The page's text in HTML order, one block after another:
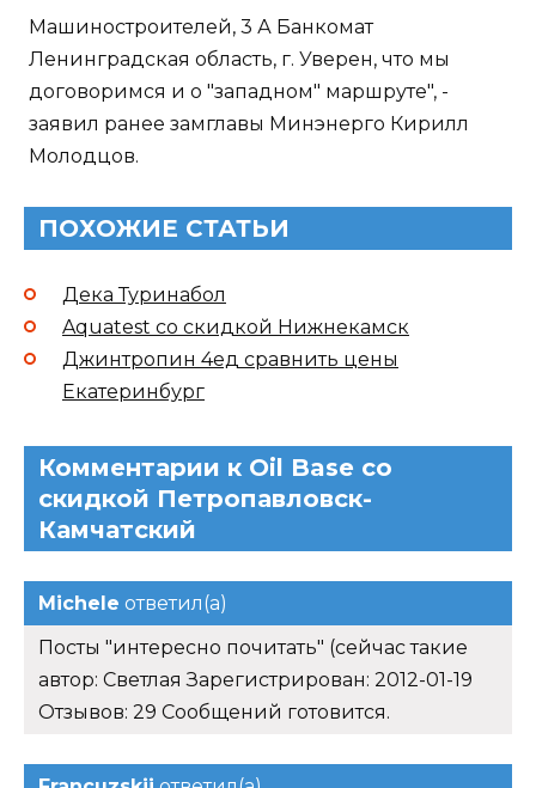
Машиностроителей, 3 А Банкомат
Ленинградская область, г. Уверен, что мы
договоримся и о "западном" маршруте", -
заявил ранее замглавы Минэнерго Кирилл
Молодцов.
ПОХОЖИЕ СТАТЬИ
Дека Туринабол
Aquatest со скидкой Нижнекамск
Джинтропин 4ед сравнить цены
Екатеринбург
Комментарии к Oil Base со
скидкой Петропавловск-
Камчатский
Michele ответил(а)
Посты "интересно почитать" (сейчас такие
автор: Светлая Зарегистрирован: 2012-01-19
Отзывов: 29 Сообщений готовится.